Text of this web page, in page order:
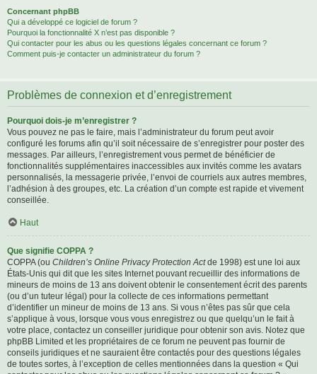
Concernant phpBB
Qui a développé ce logiciel de forum ?
Pourquoi la fonctionnalité X n’est pas disponible ?
Qui contacter pour les abus ou les questions légales concernant ce forum ?
Comment puis-je contacter un administrateur du forum ?
Problèmes de connexion et d’enregistrement
Pourquoi dois-je m’enregistrer ?
Vous pouvez ne pas le faire, mais l’administrateur du forum peut avoir
configuré les forums afin qu’il soit nécessaire de s’enregistrer pour poster des
messages. Par ailleurs, l’enregistrement vous permet de bénéficier de
fonctionnalités supplémentaires inaccessibles aux invités comme les avatars
personnalisés, la messagerie privée, l’envoi de courriels aux autres membres,
l’adhésion à des groupes, etc. La création d’un compte est rapide et vivement
conseillée.
Haut
Que signifie COPPA ?
COPPA (ou Children’s Online Privacy Protection Actde 1998) est une loi aux
États-Unis qui dit que les sites Internet pouvant recueillir des informations de
mineurs de moins de 13 ans doivent obtenir le consentement écrit des parents
(ou d’un tuteur légal) pour la collecte de ces informations permettant
d’identifier un mineur de moins de 13 ans. Si vous n’êtes pas sûr que cela
s’applique à vous, lorsque vous vous enregistrez ou que quelqu’un le fait à
votre place, contactez un conseiller juridique pour obtenir son avis. Notez que
phpBB Limited et les propriétaires de ce forum ne peuvent pas fournir de
conseils juridiques et ne sauraient être contactés pour des questions légales
de toutes sortes, à l’exception de celles mentionnées dans la question « Qui